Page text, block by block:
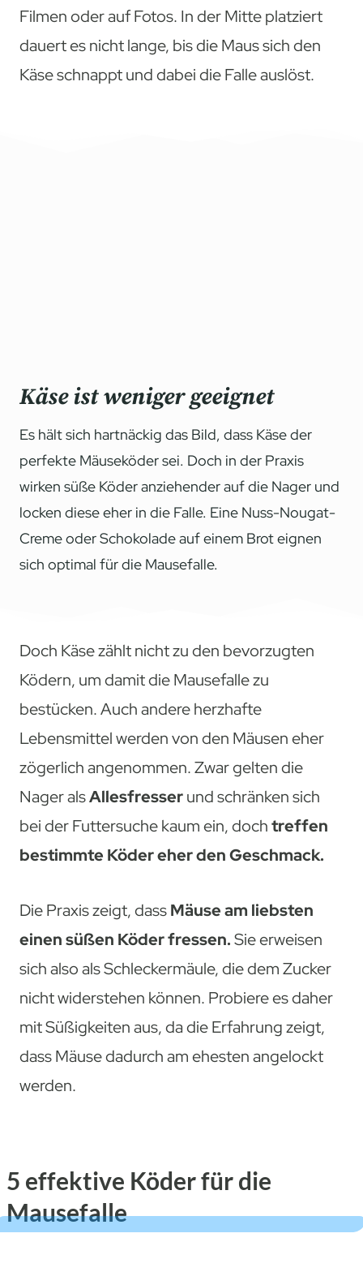
Filmen oder auf Fotos. In der Mitte platziert
dauert es nicht lange, bis die Maus sich den
Käse schnappt und dabei die Falle auslöst.
Käse ist weniger geeignet
Es hält sich hartnäckig das Bild, dass Käse der
perfekte Mäuseköder sei. Doch in der Praxis
wirken süße Köder anziehender auf die Nager und
locken diese eher in die Falle. Eine Nuss-Nougat-
Creme oder Schokolade auf einem Brot eignen
sich optimal für die Mausefalle.
Doch Käse zählt nicht zu den bevorzugten
Ködern, um damit die Mausefalle zu
bestücken. Auch andere herzhafte
Lebensmittel werden von den Mäusen eher
zögerlich angenommen. Zwar gelten die
Nager alsAllesfresserund schränken sich
bei der Futtersuche kaum ein, dochtreffen
bestimmte Köder eher den Geschmack.
Die Praxis zeigt, dassMäuse am liebsten
einen süßen Köder fressen.Sie erweisen
sich also als Schleckermäule, die dem Zucker
nicht widerstehen können. Probiere es daher
mit Süßigkeiten aus, da die Erfahrung zeigt,
dass Mäuse dadurch am ehesten angelockt
werden.
5 effektive Köder für die
Mausefalle